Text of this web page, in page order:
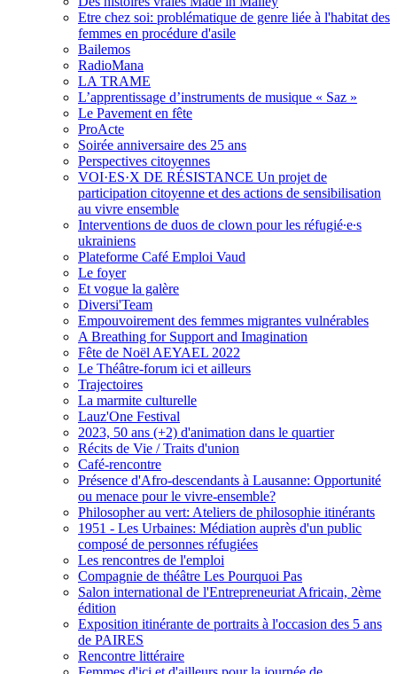
Etre chez soi: problématique de genre liée à l'habitat des
femmes en procédure d'asile
Bailemos
RadioMana
LA TRAME
L’apprentissage d’instruments de musique « Saz »
Le Pavement en fête
ProActe
Soirée anniversaire des 25 ans
Perspectives citoyennes
VOI·ES·X DE RÉSISTANCE Un projet de
participation citoyenne et des actions de sensibilisation
au vivre ensemble
Interventions de duos de clown pour les réfugié∙e∙s
ukrainiens
Plateforme Café Emploi Vaud
Le foyer
Et vogue la galère
Diversi'Team
Empouvoirement des femmes migrantes vulnérables
A Breathing for Support and Imagination
Fête de Noël AEYAEL 2022
Le Théâtre-forum ici et ailleurs
Trajectoires
La marmite culturelle
Lauz'One Festival
2023, 50 ans (+2) d'animation dans le quartier
Récits de Vie / Traits d'union
Café-rencontre
Présence d'Afro-descendants à Lausanne: Opportunité
ou menace pour le vivre-ensemble?
Philosopher au vert: Ateliers de philosophie itinérants
1951 - Les Urbaines: Médiation auprès d'un public
composé de personnes réfugiées
Les rencontres de l'emploi
Compagnie de théâtre Les Pourquoi Pas
Salon international de l'Entrepreneuriat Africain, 2ème
édition
Exposition itinérante de portraits à l'occasion des 5 ans
de PAIRES
Rencontre littéraire